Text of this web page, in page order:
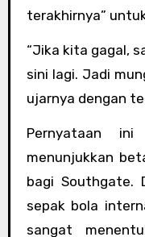
terakhirnya”
“Jika kita gagal,
sini lagi. Jadi
ujarnya dengan
Pernyataan
menunjukkan
bagi Southgate.
sepak bola
sangat